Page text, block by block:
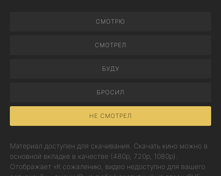
СМОТРЮ
СМОТРЕЛ
БУДУ
БРОСИЛ
НЕ СМОТРЕЛ
Материал доступен для скачивания. Скачать кино можно в
основной вкладке в качестве (480p, 720p, 1080p).
Отображает «К сожалению, видео недоступно для вашего